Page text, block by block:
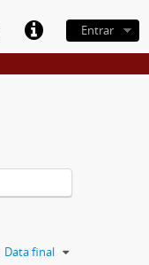
Entrar
Data final